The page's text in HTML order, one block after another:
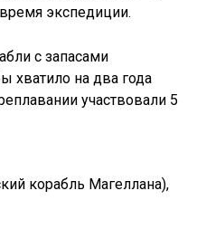
экспедиции.
с запасами
хватило на два года
участвовали 5
корабль Магеллана),